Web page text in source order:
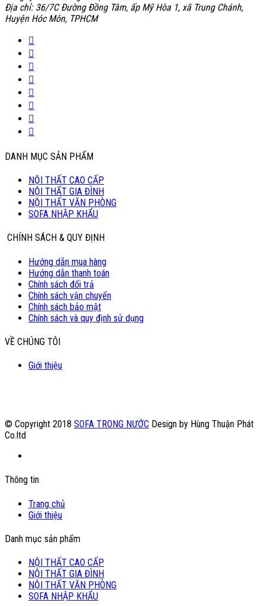
Địa chỉ: 36/7C Đường Đồng Tâm, ấp Mỹ Hòa 1, xã Trung Chánh,
Huyện Hóc Môn, TPHCM
DANH MỤC SẢN PHẨM
NỘI THẤT CAO CẤP
NỘI THẤT GIA ĐÌNH
NỘI THẤT VĂN PHÒNG
SOFA NHẬP KHẨU
CHÍNH SÁCH & QUY ĐỊNH
Hướng dẫn mua hàng
Hướng dẫn thanh toán
Chính sách đổi trả
Chính sách vận chuyển
Chính sách bảo mật
Chính sách và quy định sử dụng
VỀ CHÚNG TÔI
Giới thiệu
© Copyright 2018 SOFA TRONG NƯỚC Design by Hùng Thuận Phát
Co.ltd
Thông tin
Trang chủ
Giới thiệu
Danh mục sản phẩm
NỘI THẤT CAO CẤP
NỘI THẤT GIA ĐÌNH
NỘI THẤT VĂN PHÒNG
SOFA NHẬP KHẨU